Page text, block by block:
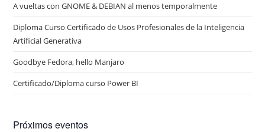
A vueltas con GNOME & DEBIAN al menos temporalmente
Diploma Curso Certificado de Usos Profesionales de la Inteligencia
Artificial Generativa
Goodbye Fedora, hello Manjaro
Certificado/Diploma curso Power BI
Próximos eventos